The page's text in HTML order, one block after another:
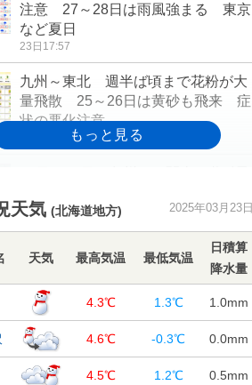
注意 27～28日は雨風強まる 東京
など夏日
23日17:57
九州～東北 週半ば頃まで花粉が大
量飛散 25～26日は黄砂も飛来 症
状の悪化注意
き上がる予想
23日15:45
高知に続き 熊本や宇和島(愛媛県)で
も桜(ソメイヨシノ)が開花
23日15:34
【速報】高知で桜(ソメイヨシノ)開
花 昨年と同じ日に観測 気象官署
で全国トップ
天気 (北海道地方) 2025年03月23日
天気 最高気温 最低気温
日積算
降水量
4.3℃ 1.3℃ 1.0mm
4.6℃ -0.3℃ 0.0mm
4.5℃ 1.2℃ 0.5mm